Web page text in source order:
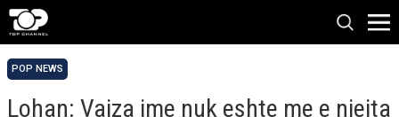
POP NEWS
Lohan: Vajza ime nuk eshte me e njejta